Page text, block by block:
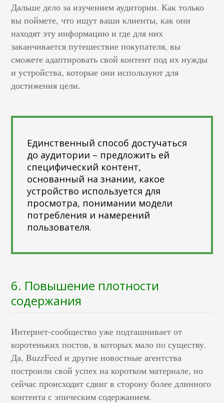
Дальше дело за изучением аудитории. Как только
вы поймете, что ищут ваши клиенты, как они
находят эту информацию и где для них
заканчивается путешествие покупателя, вы
сможете адаптировать свой контент под их нужды
и устройства, которые они используют для
достижения цели.
Единственный способ достучаться
до аудитории – предложить ей
специфический контент,
основанный на знании, какое
устройство используется для
просмотра, понимании модели
потребления и намерений
пользователя.
6. Повышение плотности
содержания
Интернет-сообщество уже подташнивает от
коротеньких постов, в которых мало по существу.
Да, BuzzFeed и другие новостные агентства
построили свой успех на коротком материале, но
сейчас происходит сдвиг в сторону более длинного
контента с эпическим содержанием.